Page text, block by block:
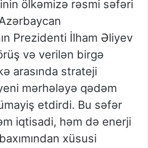
ölkəmizə rəsmi səfəri
Prezidenti İlham Əliyev
və verilən birgə
arasında strateji
mərhələyə qədəm
etdirdi. Bu səfər
iqtisadi, həm də enerji
xüsusi